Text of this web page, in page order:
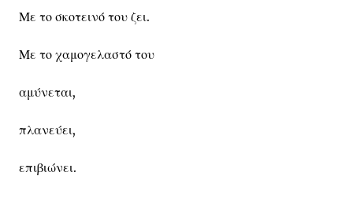
Με το σκοτεινό του ζει.
Με το χαμογελαστό του
αμύνεται,
πλανεύει,
επιβιώνει.